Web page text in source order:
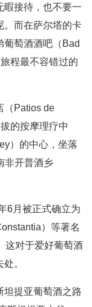
暇接待，也不要一
。而在萨尔塔的卡
葡萄酒酒吧（Bad
程最不容错过的
（Patios de
的按摩理疗中
）的中心，坐落
开普酒乡
6月被正式确立为
）等著名
这对于爱好葡萄酒
。
坦提亚葡萄酒之路